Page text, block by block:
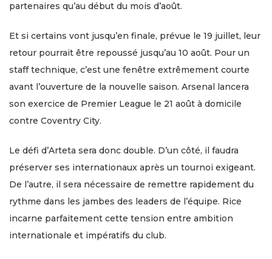
partenaires qu’au début du mois d’août.
Et si certains vont jusqu’en finale, prévue le 19 juillet, leur
retour pourrait être repoussé jusqu’au 10 août. Pour un
staff technique, c’est une fenêtre extrêmement courte
avant l’ouverture de la nouvelle saison. Arsenal lancera
son exercice de Premier League le 21 août à domicile
contre Coventry City.
Le défi d’Arteta sera donc double. D’un côté, il faudra
préserver ses internationaux après un tournoi exigeant.
De l’autre, il sera nécessaire de remettre rapidement du
rythme dans les jambes des leaders de l’équipe. Rice
incarne parfaitement cette tension entre ambition
internationale et impératifs du club.